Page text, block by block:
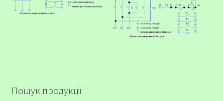
Пошук продукції